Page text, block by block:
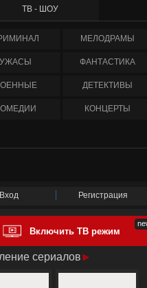
ТВ - ШОУ
МЕЛОДРАМЫ
УЖАСЫ ФАНТАСТИКА
ДЕТЕКТИВЫ
КОНЦЕРТЫ
Вход Регистрация
Включить ТВ режим
сериалов